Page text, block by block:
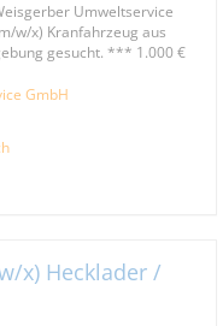
Umweltservice
w/x) Kranfahrzeug aus
gesucht. *** 1.000 €
GmbH
x) Hecklader /